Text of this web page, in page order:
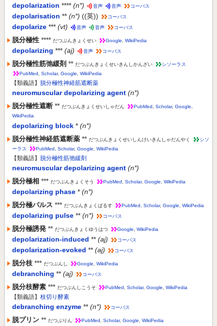
depolarization **** (n*) 音声 音声 コーパス
depolarisation ** (n*) ((英)) コーパス
depolarize *** (vt) 音声 音声 コーパス
脱分極性 **** だつぶんきょくせい Google, WikiPedia
depolarizing *** (aj) 音声 コーパス
脱分極性筋弛緩剤 ** だつぶんきょくせいきんしかんざい
シソーラス
PubMed , Scholar, Google, WikiPedia
【類義語】 脱分極性神経筋遮断薬
neuromuscular depolarizing agent (n*)
脱分極性遮断 ** だつぶんきょくせいしゃだん PubMed , Scholar, Google,
WikiPedia
depolarizing block * (n*)
脱分極性神経筋遮断薬 ** だつぶんきょくせいしんけいきんしゃだんやく
シソ
ーラス
PubMed , Scholar, Google, WikiPedia
【類義語】 脱分極性筋弛緩剤
neuromuscular depolarizing agent (n*)
脱分極相 *** だつぶんきょくそう PubMed , Scholar, Google, WikiPedia
depolarizing phase * (n*)
脱分極パルス *** だつぶんきょくぱるす PubMed , Scholar, Google, WikiPedia
depolarizing pulse ** (n*) コーパス
脱分極誘発 ** だつぶんきょくゆうはつ Google, WikiPedia
depolarization-induced ** (aj) コーパス
depolarization-evoked ** (aj) コーパス
脱分枝 *** だつぶんし Google, WikiPedia
debranching ** (aj) コーパス
脱分枝酵素 *** だつぶんしこうそ PubMed , Scholar, Google, WikiPedia
【類義語】 枝切り酵素
debranching enzyme ** (n*) コーパス
脱プリン ** だつぷりん PubMed , Scholar, Google, WikiPedia